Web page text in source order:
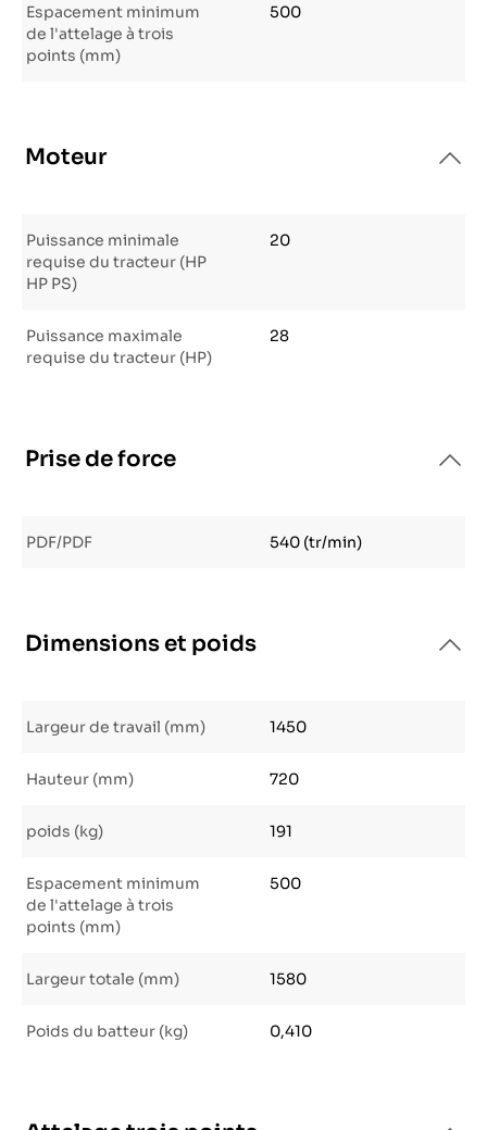
Espacement minimum
de l'attelage à trois
points (mm)
500
Moteur
Puissance minimale
requise du tracteur (HP
HP PS)
20
Puissance maximale
requise du tracteur (HP)
28
Prise de force
PDF/PDF 540 (tr/min)
Dimensions et poids
Largeur de travail (mm) 1450
Hauteur (mm) 720
poids (kg) 191
Espacement minimum
de l'attelage à trois
points (mm)
500
Largeur totale (mm) 1580
Poids du batteur (kg) 0,410